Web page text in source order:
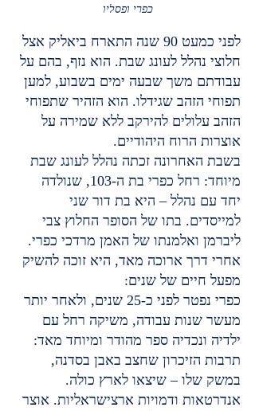
כפרי ופסליו
לפני כמעט 90 שנה התארח ביאליק אצל
חלוצי נהלל לעונג שבת. הוא נזף, בהם על
עבודתם משך שבעה ימים בשבוע, למען
תפוחי הזהב שגידלו. הוא הזהיר שתפוחי
הזהב עלולים להירקב ללא שמירה על
אוצרות הרוח היהודיים.
בשבת האחרונה זכתה נהלל לעונג שבת
מיוחד: רחל כפרי בת ה-103, שנולדה
יחד עם נהלל – היא בת דור שני
למייסדים. בתו של הסופר החלוץ צבי
ליברמן ואלמנתו של האמן מרדכי כפרי.
אחרי דרך ארוכה מאד, היא זוכה להשיק
מפעל חיים של שנים:
כפרי נפטר לפני כ-25 שנים, ולאחר יותר
מעשר שנות עבודה, משיקה רחל עם
ילדיה ונכדיה ספר מהודר ומיוחד מאד:
תרבות הזיכרון שחצב באבן בסדנה,
במשק שלו – שיצאו לארץ כולה.
אנדרטאות ודמויות ארצישראליות. אוצר